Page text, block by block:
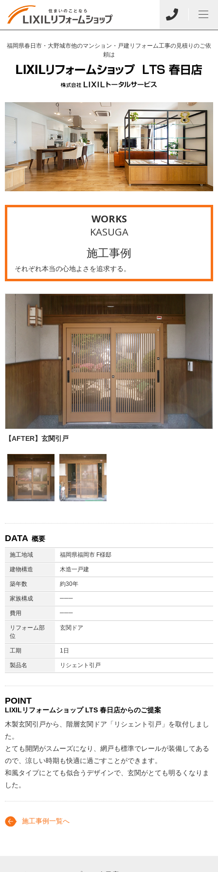
福岡県春日市・大野城市他のマンション・戸建リフォーム工事の見積りのご依
頼は
WORKS
KASUGA
施工事例
それぞれ本当の心地よさを追求する。
【AFTER】玄関引戸
DATA 概要
施工地域 福岡県福岡市 F様邸
建物構造 木造一戸建
築年数 約30年
家族構成 ───
費用 ───
リフォーム部
位
玄関ドア
工期 1日
製品名 リシェント引戸
POINT
LIXILリフォームショップ LTS 春日店からのご提案
木製玄関引戸から、階層玄関ドア「リシェント引戸」を取付しまし
た。
とても開閉がスムーズになり、網戸も標準でレールが装備してある
ので、涼しい時期も快適に過ごすことができます。
和風タイプにとても似合うデザインで、玄関がとても明るくなりま
した。
施工事例一覧へ